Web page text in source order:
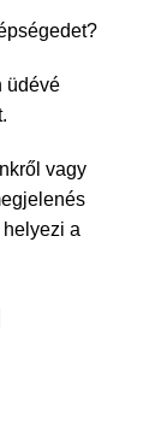
üdévé
vagy
a